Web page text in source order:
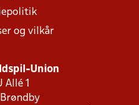
og vilkår
Union
Allé 1